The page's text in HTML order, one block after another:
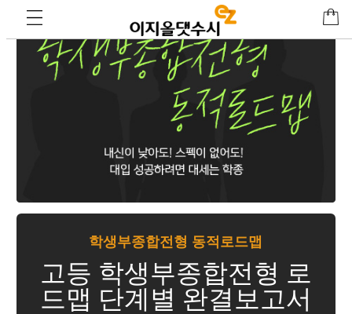
학생부종합전형 동적로드맵
고등 학생부종합전형 로
드맵 단계별 완결보고서